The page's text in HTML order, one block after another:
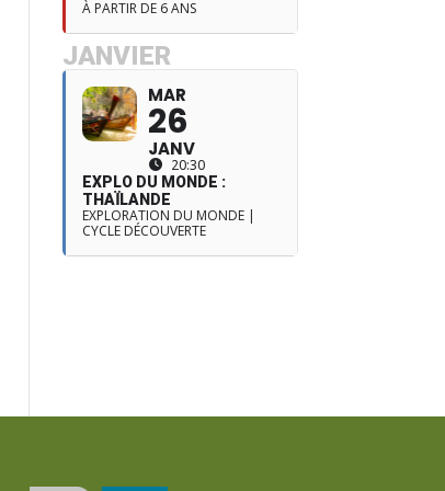
À PARTIR DE 6 ANS
JANVIER
MAR
26
JANV
20:30
EXPLO DU MONDE :
THAÏLANDE
EXPLORATION DU MONDE |
CYCLE DÉCOUVERTE